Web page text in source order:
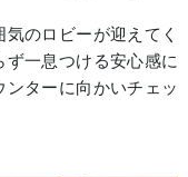
のロビーが迎えてく
一息つける安心感に
ターに向かいチェッ